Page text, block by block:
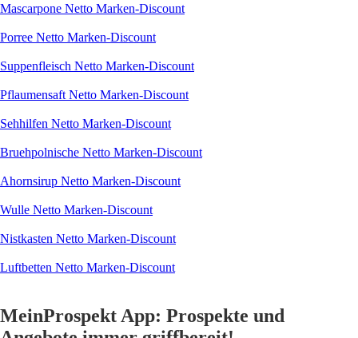
Mascarpone Netto Marken-Discount
Porree Netto Marken-Discount
Suppenfleisch Netto Marken-Discount
Pflaumensaft Netto Marken-Discount
Sehhilfen Netto Marken-Discount
Bruehpolnische Netto Marken-Discount
Ahornsirup Netto Marken-Discount
Wulle Netto Marken-Discount
Nistkasten Netto Marken-Discount
Luftbetten Netto Marken-Discount
MeinProspekt App: Prospekte und